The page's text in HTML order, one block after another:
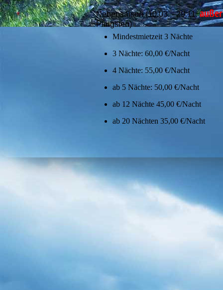
Nebensaison (10.03. - 29.11.außer
Pfingsten)
Mindestmietzeit 3 Nächte
3 Nächte: 60,00 €/Nacht
4 Nächte: 55,00 €/Nacht
ab 5 Nächte: 50,00 €/Nacht
ab 12 Nächte 45,00 €/Nacht
ab 20 Nächten 35,00 €/Nacht